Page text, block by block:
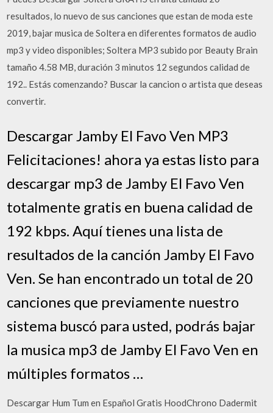
resultados, lo nuevo de sus canciones que estan de moda este
2019, bajar musica de Soltera en diferentes formatos de audio
mp3 y video disponibles; Soltera MP3 subido por Beauty Brain
tamaño 4.58 MB, duración 3 minutos 12 segundos calidad de
192.. Estás comenzando? Buscar la cancion o artista que deseas
convertir.
Descargar Jamby El Favo Ven MP3
Felicitaciones! ahora ya estas listo para
descargar mp3 de Jamby El Favo Ven
totalmente gratis en buena calidad de
192 kbps. Aquí tienes una lista de
resultados de la canción Jamby El Favo
Ven. Se han encontrado un total de 20
canciones que previamente nuestro
sistema buscó para usted, podrás bajar
la musica mp3 de Jamby El Favo Ven en
múltiples formatos …
Descargar Hum Tum en Español Gratis HoodChrono Dadermit